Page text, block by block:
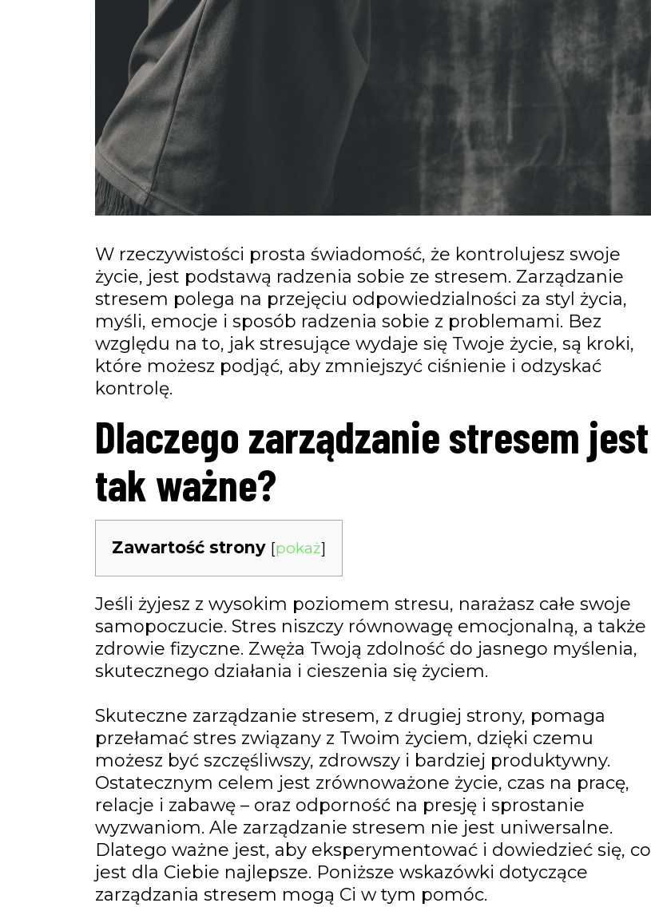
W rzeczywistości prosta świadomość, że kontrolujesz swoje
życie, jest podstawą radzenia sobie ze stresem. Zarządzanie
stresem polega na przejęciu odpowiedzialności za styl życia,
myśli, emocje i sposób radzenia sobie z problemami. Bez
względu na to, jak stresujące wydaje się Twoje życie, są kroki,
które możesz podjąć, aby zmniejszyć ciśnienie i odzyskać
kontrolę.
Dlaczego zarządzanie stresem jest
tak ważne?
Zawartość strony [pokaż]
Jeśli żyjesz z wysokim poziomem stresu, narażasz całe swoje
samopoczucie. Stres niszczy równowagę emocjonalną, a także
zdrowie fizyczne. Zwęża Twoją zdolność do jasnego myślenia,
skutecznego działania i cieszenia się życiem.
Skuteczne zarządzanie stresem, z drugiej strony, pomaga
przełamać stres związany z Twoim życiem, dzięki czemu
możesz być szczęśliwszy, zdrowszy i bardziej produktywny.
Ostatecznym celem jest zrównoważone życie, czas na pracę,
relacje i zabawę – oraz odporność na presję i sprostanie
wyzwaniom. Ale zarządzanie stresem nie jest uniwersalne.
Dlatego ważne jest, aby eksperymentować i dowiedzieć się, co
jest dla Ciebie najlepsze. Poniższe wskazówki dotyczące
zarządzania stresem mogą Ci w tym pomóc.
Dołącz do nasNA ŻYWO
Nie przegap wydarzeń live, podczas których omawiamy różne tematy i
wyprzedzić konkurencję. Zarejestruj się na spotkania, których gospodarzem jest
Live odbywa się 1 w miesiącu io terminie powiadamiamy tylko
First
Name
Imię
EmailWpisz swój email